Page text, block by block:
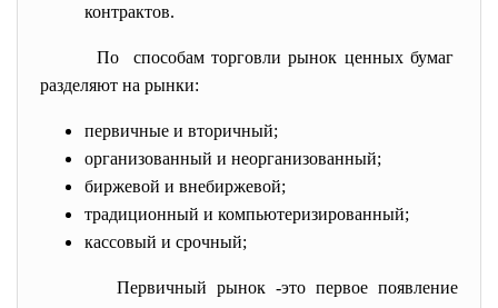
контрактов.
По способам торговли рынок ценных бумаг
разделяют на рынки:
первичные и вторичный;
организованный и неорганизованный;
биржевой и внебиржевой;
традиционный и компьютеризированный;
кассовый и срочный;
Первичный рынок -это первое появление